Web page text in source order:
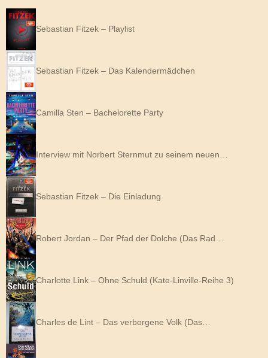
Sebastian Fitzek – Playlist
Sebastian Fitzek – Das Kalendermädchen
Camilla Sten – Bachelorette Party
Interview mit Norbert Sternmut zu seinem neuen…
Sebastian Fitzek – Die Einladung
Robert Jordan – Der Pfad der Dolche (Das Rad…
Charlotte Link – Ohne Schuld (Kate-Linville-Reihe 3)
Charles de Lint – Das verborgene Volk (Das…